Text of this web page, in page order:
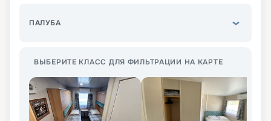
ПАЛУБА
ВЫБЕРИТЕ КЛАСС ДЛЯ ФИЛЬТРАЦИИ НА КАРТЕ